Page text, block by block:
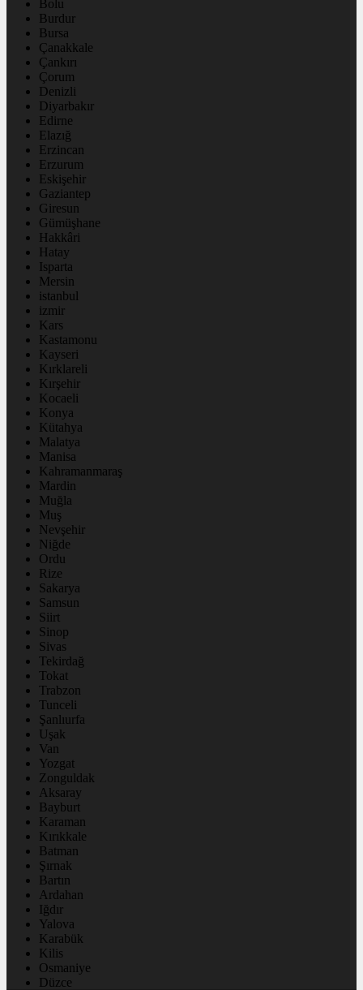
Bolu
Burdur
Bursa
Çanakkale
Çankırı
Çorum
Denizli
Diyarbakır
Edirne
Elazığ
Erzincan
Erzurum
Eskişehir
Gaziantep
Giresun
Gümüşhane
Hakkâri
Hatay
Isparta
Mersin
istanbul
izmir
Kars
Kastamonu
Kayseri
Kırklareli
Kırşehir
Kocaeli
Konya
Kütahya
Malatya
Manisa
Kahramanmaraş
Mardin
Muğla
Muş
Nevşehir
Niğde
Ordu
Rize
Sakarya
Samsun
Siirt
Sinop
Sivas
Tekirdağ
Tokat
Trabzon
Tunceli
Şanlıurfa
Uşak
Van
Yozgat
Zonguldak
Aksaray
Bayburt
Karaman
Kırıkkale
Batman
Şırnak
Bartın
Ardahan
Iğdır
Yalova
Karabük
Kilis
Osmaniye
Düzce